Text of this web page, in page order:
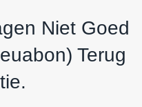
Niet Goed
Terug